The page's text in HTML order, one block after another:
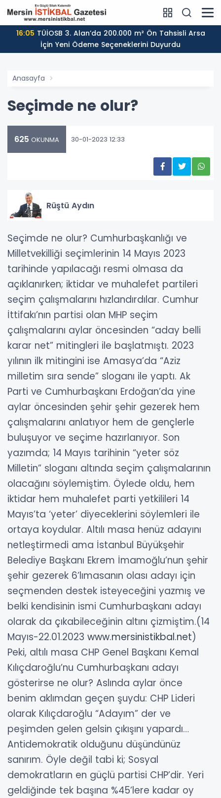
16:05
İçin Yeni Ödeme Seçeneklerini Duyurdu
Anasayfa
Seçimde ne olur?
625 OKUNMA 30-01-2023 12:33
Rüştü Aydın
Seçimde ne olur? Cumhurbaşkanlığı ve
Milletvekilliği seçimlerinin 14 Mayıs 2023
tarihinde yapılacağı resmi olmasa da
açıklanırken; iktidar ve muhalefet partileri
seçim çalışmalarını hızlandırdılar. Cumhur
İttifakı’nın partisi olan MHP seçim
çalışmalarını aylar öncesinden “aday belli
karar net” mitingleri ile başlatmıştı. 2023
yılının ilk mitingini ise Amasya’da “Aziz
milletim sıra sende” sloganı ile yaptı. Ak
Parti ve Cumhurbaşkanı Erdoğan’da yine
aylar öncesinden şehir şehir gezerek hem
çalışmalarını anlatıyor hem de gençlerle
buluşuyor ve seçime hazırlanıyor. Son
yazımda; 14 Mayıs tarihinin “yeter söz
Milletin” sloganı altında seçim çalışmalarının
olacağını söylemiştim. Öylede oldu, hem
iktidar hem muhalefet parti yetkilileri 14
Mayıs’ta ‘yeter’ diyeceklerini söylemleri ile
ortaya koydular. Altılı masa henüz adayını
netleştirmedi ama İstanbul Büyükşehir
Belediye Başkanı Ekrem İmamoğlu’nun şehir
şehir gezerek 6’lımasanın olası adayı için
seçmenden destek isteyeceğini yazmış ve
belki kendisinin ismi Cumhurbaşkanı adayı
olarak da çıkabileceğinin altını çizmiştim.(14
Mayıs-22.01.2023 www.mersinistikbal.net)
Peki, altılı masa CHP Genel Başkanı Kemal
Kılıçdaroğlu’nu Cumhurbaşkanı adayı
gösterirse ne olur? Aslında aylar önce
benim aklımdan geçen şuydu: CHP Lideri
olarak Kılıçdaroğlu “Adayım” der ve
peşimden gelen gelsin çıkışını yapardı…
Antidemokratik olduğunu düşündünüz
sanırım. Öyle değil tabi ki; Sosyal
demokratların en güçlü partisi CHP’dir. Yeri
geldiğinde tek başına %45’lere kadar oy